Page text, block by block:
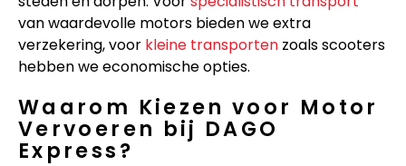
van waardevolle motors bieden we extra
verzekering, voor kleine transporten zoals scooters
hebben we economische opties.
Waarom Kiezen voor Motor
Vervoeren bij DAGO
Express?